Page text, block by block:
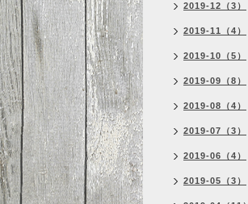
2019-12（3）
2019-11（4）
2019-10（5）
2019-09（8）
2019-08（4）
2019-07（3）
2019-06（4）
2019-05（3）